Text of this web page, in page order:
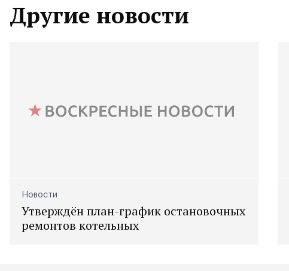
Другие новости
Новости
Утверждён план-график остановочных
ремонтов котельных